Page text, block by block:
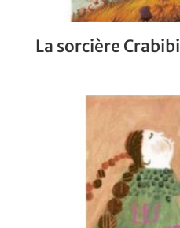
La sorcière Crabibi